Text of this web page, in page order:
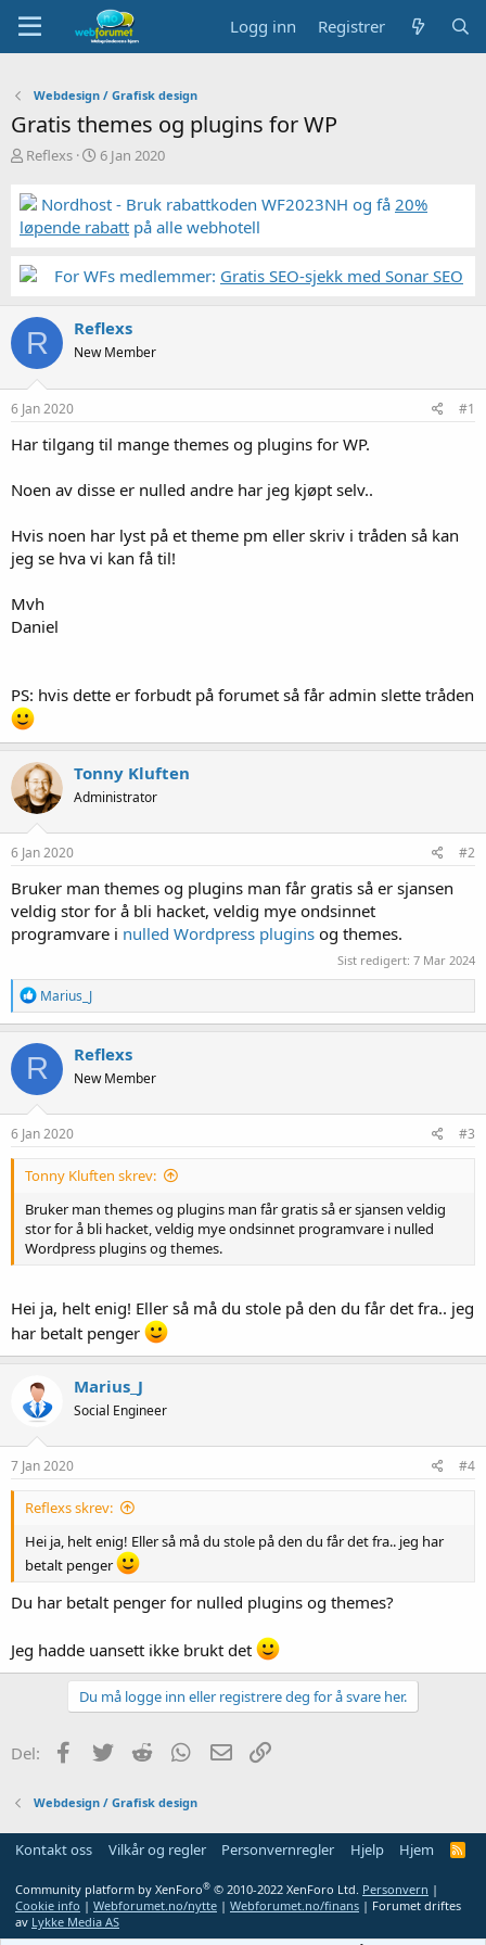
Logg inn Registrer
Webdesign / Grafisk design
Gratis themes og plugins for WP
T
å
d
s
a
e
r
Reflexs
S
r
t
a
6 Jan 2020
Nordhost - Bruk rabattkoden WF2023NH og få 20%
løpende rabatt på alle webhotell
For WFs medlemmer: Gratis SEO-sjekk med Sonar SEO
R Reflexs
New Member
6 Jan 2020 #1
Har tilgang til mange themes og plugins for WP.
Noen av disse er nulled andre har jeg kjøpt selv..
Hvis noen har lyst på et theme pm eller skriv i tråden så kan
jeg se hva vi kan få til!
Mvh
Daniel
PS: hvis dette er forbudt på forumet så får admin slette tråden
Tonny Kluften
Administrator
6 Jan 2020 #2
Bruker man themes og plugins man får gratis så er sjansen
veldig stor for å bli hacket, veldig mye ondsinnet
programvare i nulled Wordpress plugins og themes.
Sist redigert: 7 Mar 2024
R
e
a
k
s
j
o
n
e
Marius_J
R Reflexs
New Member
6 Jan 2020 #3
Tonny Kluften skrev:
Bruker man themes og plugins man får gratis så er sjansen veldig
stor for å bli hacket, veldig mye ondsinnet programvare i nulled
Wordpress plugins og themes.
Hei ja, helt enig! Eller så må du stole på den du får det fra.. jeg
har betalt penger
Marius_J
Social Engineer
7 Jan 2020 #4
Reflexs skrev:
Hei ja, helt enig! Eller så må du stole på den du får det fra.. jeg har
betalt penger
Du har betalt penger for nulled plugins og themes?
Jeg hadde uansett ikke brukt det
Du må logge inn eller registrere deg for å svare her.
Del: Facebook
Twitter Reddit WhatsApp
E-post
Webdesign / Grafisk design
Kontakt oss Vilkår og regler Personvernregler Hjelp Hjem
R
Community platform by XenForo® © 2010-2022 XenForo Ltd. Personvern |
Cookie info | Webforumet.no/nytte | Webforumet.no/finans | Forumet driftes
av Lykke Media AS